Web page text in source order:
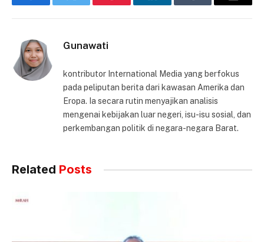
FacebookTwitter Pinterest LinkedInTumblr Email
Gunawati
kontributor International Media yang berfokus
pada peliputan berita dari kawasan Amerika dan
Eropa. Ia secara rutin menyajikan analisis
mengenai kebijakan luar negeri, isu-isu sosial, dan
perkembangan politik di negara-negara Barat.
Related Posts